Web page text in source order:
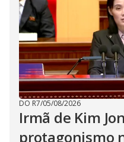
DO R7/05/08/2026
Irmã de Kim
protagonismo